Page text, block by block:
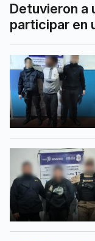
Detuvieron a
participar en